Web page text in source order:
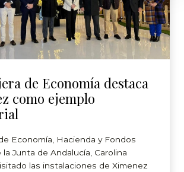
de Economía destaca
como ejemplo
Economía, Hacienda y Fondos
Junta de Andalucía, Carolina
las instalaciones de Ximenez